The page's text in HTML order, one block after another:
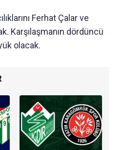
Ferhat Çalar ve
Karşılaşmanın dördüncü
olacak.